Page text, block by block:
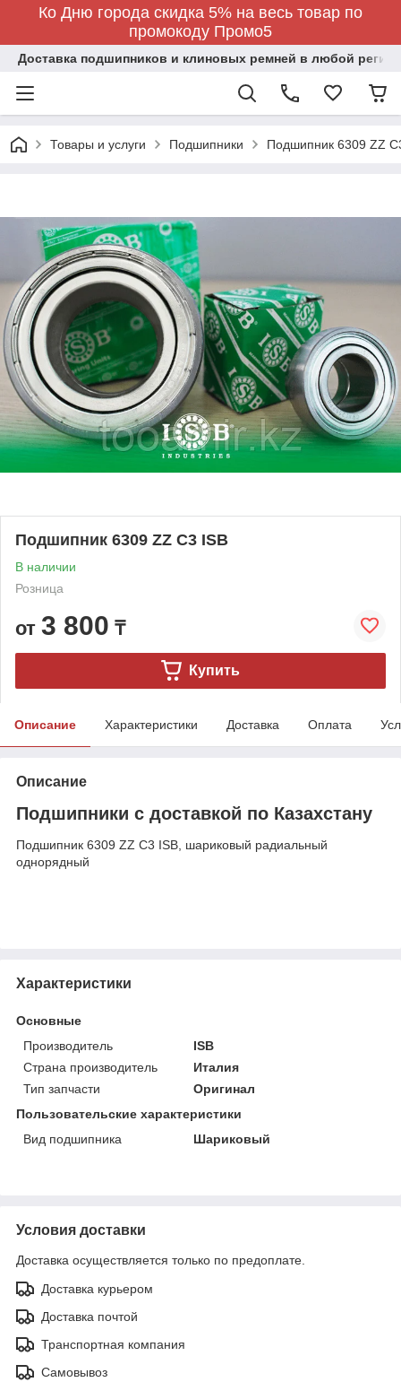
Ко Дню города скидка 5% на весь товар по
промокоду Промо5
Доставка подшипников и клиновых ремней в любой регион
Товары и услуги Подшипники Подшипник 6309 ZZ
Подшипник 6309 ZZ C3 ISB
В наличии
Розница
от 3 800 ₸
Купить
Описание Характеристики Доставка Оплата
Описание
Подшипники с доставкой по Казахстану
Подшипник 6309 ZZ C3 ISB, шариковый радиальный
однорядный
Характеристики
Основные
Производитель
ISB
Страна производитель
Италия
Тип запчасти
Оригинал
Пользовательские характеристики
Вид подшипника
Шариковый
Условия доставки
Доставка осуществляется только по предоплате.
Доставка курьером
Доставка почтой
Транспортная компания
Самовывоз